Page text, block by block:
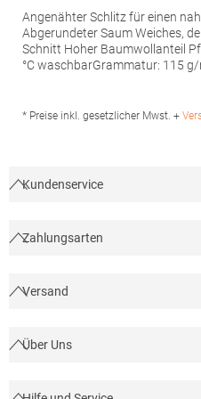
Angenähter Schlitz für einen nahtlosen
Abgerundeter Saum Weiches, dehnbares Gewebe Figurbetonter
Schnitt Hoher Baumwollanteil Pfegehinweis: Bügeln erlaubt40
°C waschbarGrammatur: 115
Produktsicherheit: Herst.-Nr.:
Ltd President Kennedylaan 19
* Preise inkl. gesetzlicher Mwst. +
Kundenservice
Zahlungsarten
Versand
Über Uns